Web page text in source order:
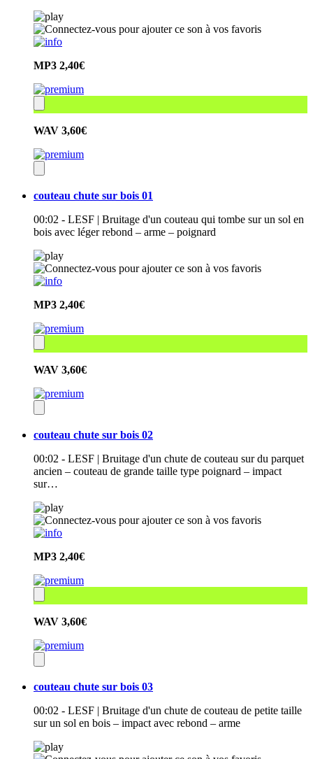
MP3 2,40€
WAV 3,60€
couteau chute sur bois 01
00:02 - LESF | Bruitage d'un couteau qui tombe sur un sol en
bois avec léger rebond – arme – poignard
MP3 2,40€
WAV 3,60€
couteau chute sur bois 02
00:02 - LESF | Bruitage d'un chute de couteau sur du parquet
ancien – couteau de grande taille type poignard – impact
sur…
MP3 2,40€
WAV 3,60€
couteau chute sur bois 03
00:02 - LESF | Bruitage d'un chute de couteau de petite taille
sur un sol en bois – impact avec rebond – arme